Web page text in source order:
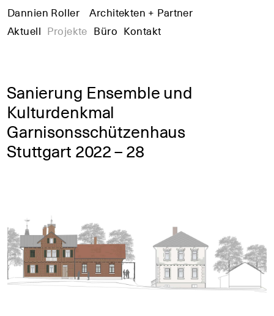
Dannien Roller
Architekten + Partner
Aktuell Projekte Büro Kontakt
Sanierung Ensemble und
Kulturdenkmal
Garnisonsschützenhaus
Stuttgart 2022 – 28
+ +